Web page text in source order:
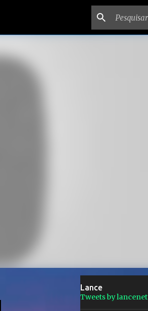
Lance
Tweets by lancenet